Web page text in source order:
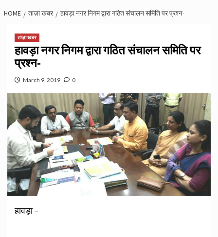
HOME ताज़ा खबर हावड़ा नगर निगम द्वारा गठित संचालन समिति पर प्रश्न-
ताज़ा खबर
हावड़ा नगर निगम द्वारा गठित संचालन समिति पर
प्रश्न-
March 9, 2019 0
हावड़ा –